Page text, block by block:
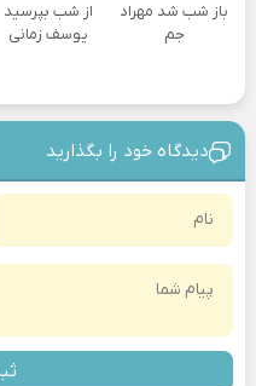
باز شب شد مهراد
جم
از شب بپرسید
یوسف زمانی
دیدگاه خود را بگذارید